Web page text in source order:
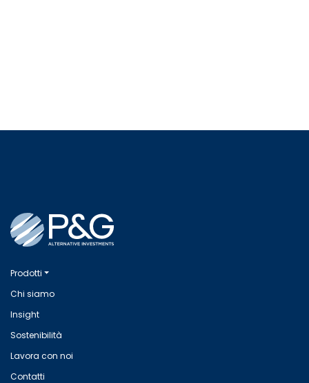
Prodotti
Chi siamo
Insight
Sostenibilità
Lavora con noi
Contatti